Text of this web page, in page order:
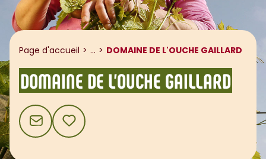
Page d'accueil ... Afficher le fil d'ariane
DOMAINE DE L'OUCHE GAILLARD
DOMAINE DE L'OUCHE GAILLARD
CONTACTAJOUTER AUX FAVORIS